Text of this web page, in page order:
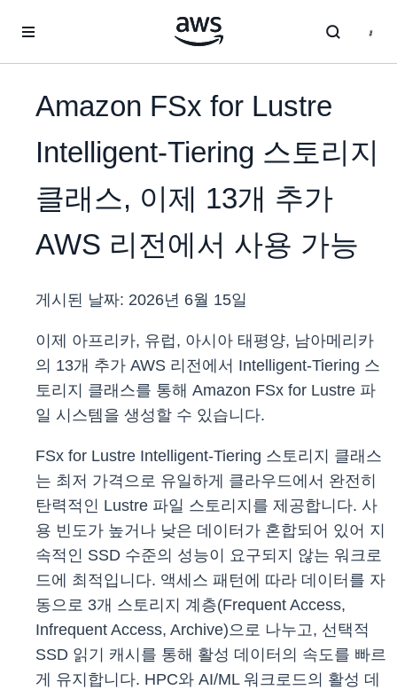
Amazon FSx for Lustre
Intelligent-Tiering 스토리지
클래스, 이제 13개 추가
AWS 리전에서 사용 가능
게시된 날짜: 2026년 6월 15일
이제 아프리카, 유럽, 아시아 태평양, 남아메리카
의 13개 추가 AWS 리전에서 Intelligent-Tiering 스
토리지 클래스를 통해 Amazon FSx for Lustre 파
일 시스템을 생성할 수 있습니다.
FSx for Lustre Intelligent-Tiering 스토리지 클래스
는 최저 가격으로 유일하게 클라우드에서 완전히
탄력적인 Lustre 파일 스토리지를 제공합니다. 사
용 빈도가 높거나 낮은 데이터가 혼합되어 있어 지
속적인 SSD 수준의 성능이 요구되지 않는 워크로
드에 최적입니다. 액세스 패턴에 따라 데이터를 자
동으로 3개 스토리지 계층(Frequent Access,
Infrequent Access, Archive)으로 나누고, 선택적
SSD 읽기 캐시를 통해 활성 데이터의 속도를 빠르
게 유지합니다. HPC와 AI/ML 워크로드의 활성 데